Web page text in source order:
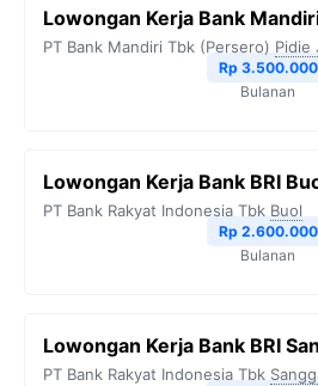
Lowongan Kerja Bank
PT Bank Mandiri Tbk (Persero) Pidie
Rp 3.500.000
Bulanan
Lowongan Kerja Bank BRI
PT Bank Rakyat Indonesia Tbk Buol
Rp 2.600.000
Bulanan
Lowongan Kerja Bank BRI
PT Bank Rakyat Indonesia Tbk